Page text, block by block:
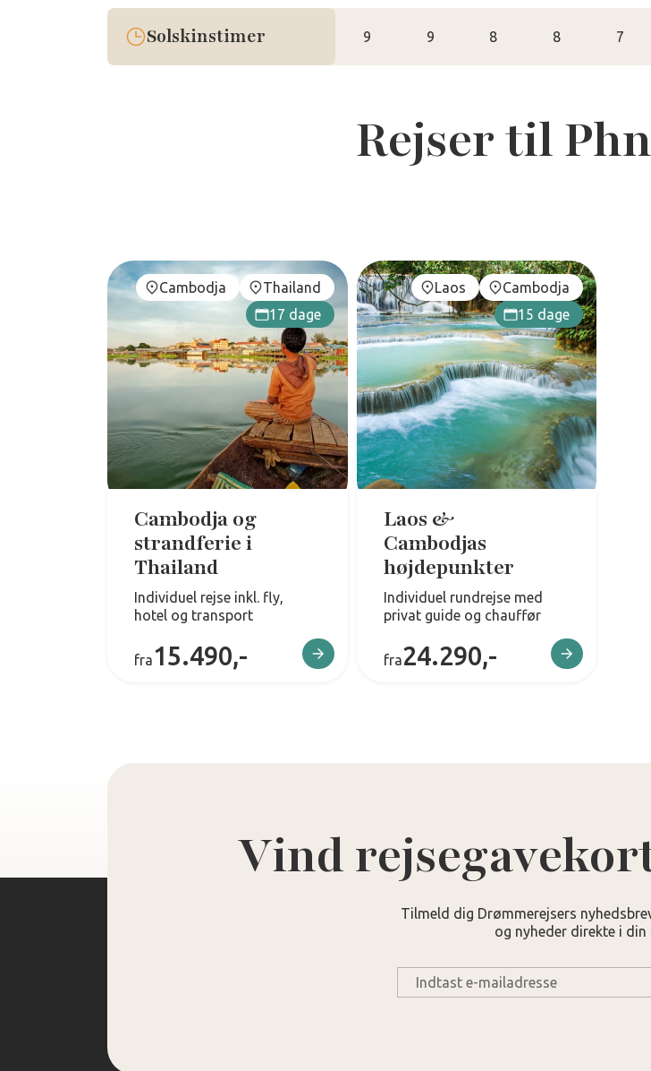
Solskinstimer 9 9 8 8 7
Rejser til
Cambodja
Thailand
17 dage
Cambodja og
strandferie i
Thailand
Individuel rejse inkl. fly,
hotel og transport
fra15.490,-
Laos
Cambodja
15 dage
Laos &
Cambodjas
højdepunkter
Individuel rundrejse med
privat guide og chauffør
fra24.290,-
Vind
Tilmeld dig Drømmerejsers
og nyheder direkte i din
mail